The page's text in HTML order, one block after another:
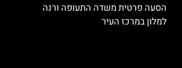
הסעה פרטית משדה התעופה ורנה
למלון במרכז העיר